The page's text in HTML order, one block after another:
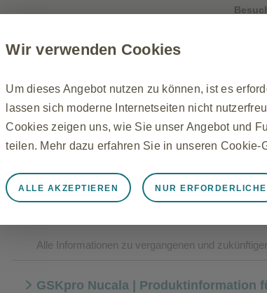
Für medizinische Fachkreise
Alle Informationen zu vergangenen und
GSKpro Nucala | Produktinformation
Wir verwenden Cookies
Um dieses Angebot nutzen zu können, ist es
lassen sich moderne Internetseiten nicht
Cookies zeigen uns, wie Sie unser Angebot und
teilen. Mehr dazu erfahren Sie in unseren Cookie-
Immer aktiv Nur unbedingt erforderliche
Diese sind notwendig, damit die Website
zu speichern, Cookie- und Tag-Einstellungen zu
gleichkommen, wie z. B. das Festlegen Ihrer
NUR ERFORDERLICHE
ALLE AKZEPTIEREN